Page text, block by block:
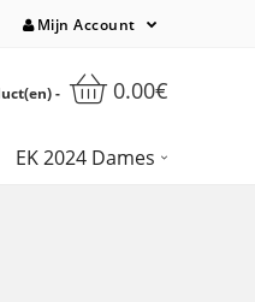
Mijn Account
- 0.00€
EK 2024 Dames